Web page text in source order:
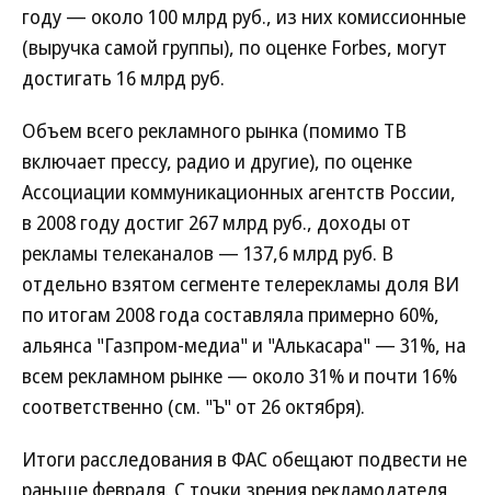
году — около 100 млрд руб., из них комиссионные
(выручка самой группы), по оценке Forbes, могут
достигать 16 млрд руб.
Объем всего рекламного рынка (помимо ТВ
включает прессу, радио и другие), по оценке
Ассоциации коммуникационных агентств России,
в 2008 году достиг 267 млрд руб., доходы от
рекламы телеканалов — 137,6 млрд руб. В
отдельно взятом сегменте телерекламы доля ВИ
по итогам 2008 года составляла примерно 60%,
альянса "Газпром-медиа" и "Алькасара" — 31%, на
всем рекламном рынке — около 31% и почти 16%
соответственно (см. "Ъ" от 26 октября).
Итоги расследования в ФАС обещают подвести не
раньше февраля. С точки зрения рекламодателя